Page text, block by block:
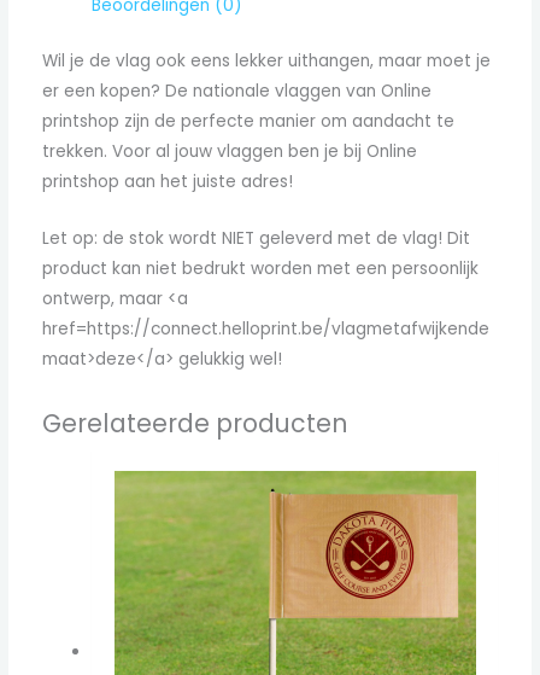
Beoordelingen (0)
Wil je de vlag ook eens lekker uithangen, maar moet je
er een kopen? De nationale vlaggen van Online
printshop zijn de perfecte manier om aandacht te
trekken. Voor al jouw vlaggen ben je bij Online
printshop aan het juiste adres!
Let op: de stok wordt NIET geleverd met de vlag! Dit
product kan niet bedrukt worden met een persoonlijk
ontwerp, maar <a
href=https://connect.helloprint.be/vlagmetafwijkende
maat>deze</a> gelukkig wel!
Gerelateerde producten